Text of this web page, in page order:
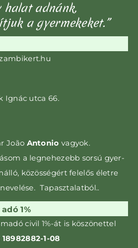
halat adnánk,
a gyermekeket.”
Ignác utca 66.
João Antonio vagyok.
a leg­nehezebb sorsú gyer­­
közös­ségért felelős életre
Tapasztalatból..
1%
civil 1%-át is kö­szönettel
18982882-1-08